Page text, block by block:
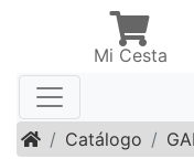
Mi Cesta
InicioCatálogo